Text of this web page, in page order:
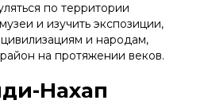
по территории
и изучить экспозиции,
и народам,
на протяжении веков.
Нахап